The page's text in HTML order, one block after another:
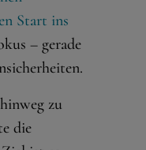
Start ins
– gerade
zu
die